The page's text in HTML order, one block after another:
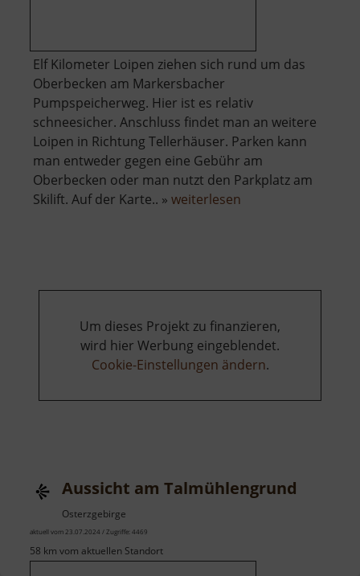
Elf Kilometer Loipen ziehen sich rund um das
Oberbecken am Markersbacher
Pumpspeicherweg. Hier ist es relativ
schneesicher. Anschluss findet man an weitere
Loipen in Richtung Tellerhäuser. Parken kann
man entweder gegen eine Gebühr am
Oberbecken oder man nutzt den Parkplatz am
Skilift. Auf der Karte.. » weiterlesen
Um dieses Projekt zu finanzieren,
wird hier Werbung eingeblendet.
Cookie-Einstellungen ändern.
Aussicht am Talmühlengrund
Osterzgebirge
aktuell vom 23.07.2024 / Zugriffe: 4469
58 km vom aktuellen Standort